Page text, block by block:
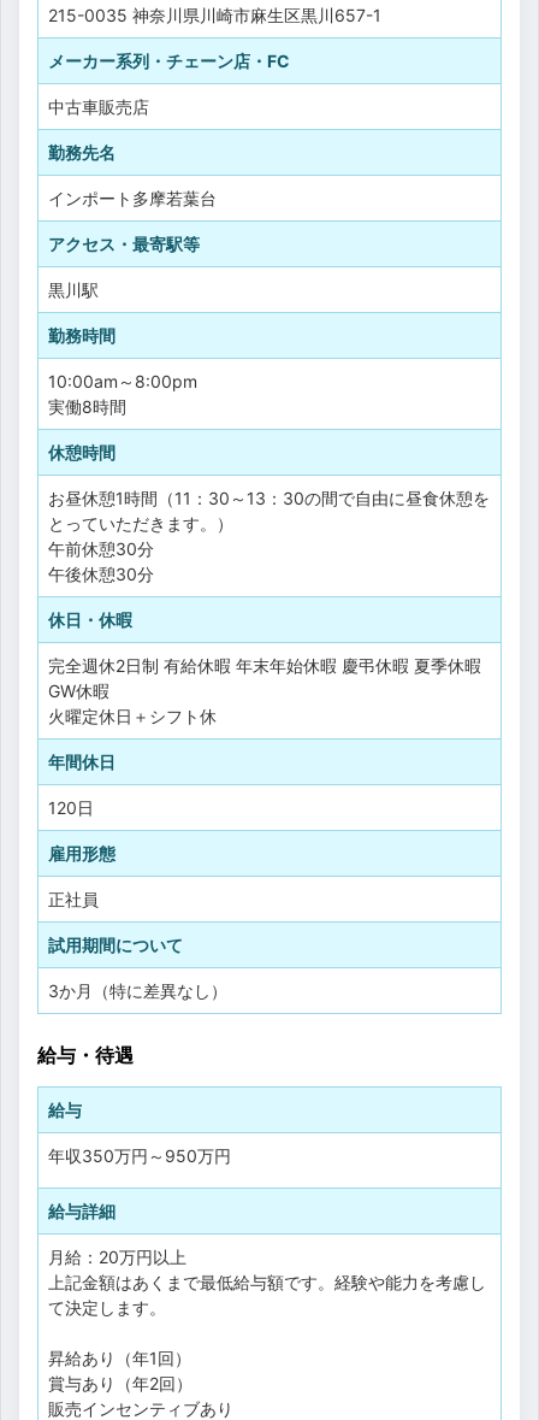
215-0035 神奈川県川崎市麻生区黒川657-1
メーカー系列・チェーン店・FC
中古車販売店
勤務先名
インポート多摩若葉台
アクセス・最寄駅等
黒川駅
勤務時間
10:00am～8:00pm
実働8時間
休憩時間
お昼休憩1時間（11：30～13：30の間で自由に昼食休憩を
とっていただきます。）
午前休憩30分
午後休憩30分
休日・休暇
完全週休2日制 有給休暇 年末年始休暇 慶弔休暇 夏季休暇
GW休暇
火曜定休日＋シフト休
年間休日
120日
雇用形態
正社員
試用期間について
3か月（特に差異なし）
給与・待遇
給与
年収350万円 ～ 950万円
給与詳細
月給：20万円以上
上記金額はあくまで最低給与額です。経験や能力を考慮し
て決定します。
昇給あり（年1回）
賞与あり（年2回）
販売インセンティブあり